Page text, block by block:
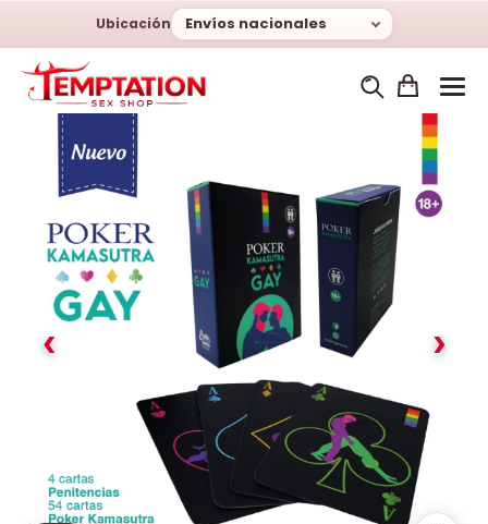
Ubicación Envíos nacionales
‹ ›